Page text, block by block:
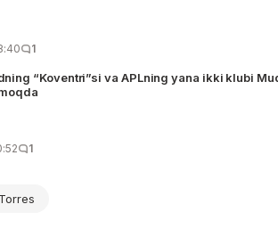
1
“Koventri”si va APLning yana ikki klubi
1